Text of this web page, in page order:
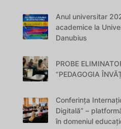
Anul universitar
academice la
Danubius
PROBE
“PEDAGOGIA
Conferința
Digitală” –
în domeniul